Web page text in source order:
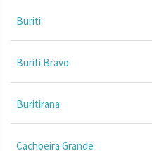
Buriti
Buriti Bravo
Buritirana
Cachoeira Grande